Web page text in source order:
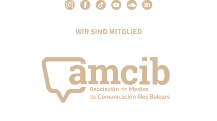
WIR SIND MITGLIED